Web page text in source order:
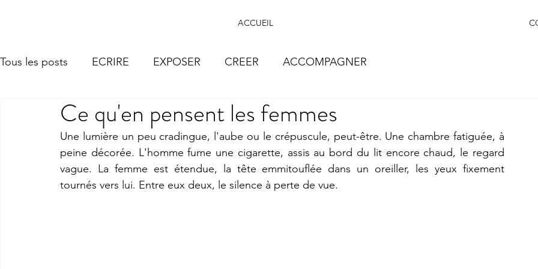
ACCUEIL
Tous les posts ECRIRE EXPOSER CREER ACCOMPAGNER
Ce qu'en pensent les femmes
Une lumière un peu cradingue, l'aube ou le crépuscule, peut-être. Une chambre fatiguée, à
peine décorée. L'homme fume une cigarette, assis au bord du lit encore chaud, le regard
vague. La femme est étendue, la tête emmitouflée dans un oreiller, les yeux fixement
tournés vers lui. Entre eux deux, le silence à perte de vue.